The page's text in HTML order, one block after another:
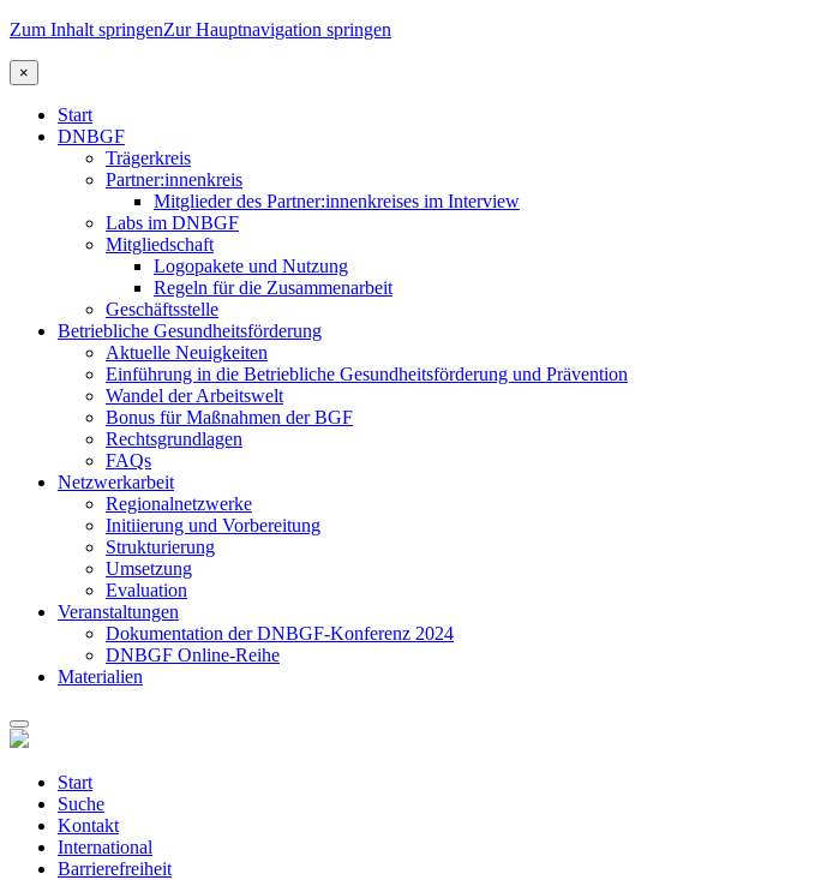
Zum Inhalt springenZur Hauptnavigation springen
×
Start
DNBGF
Trägerkreis
Partner:innenkreis
Mitglieder des Partner:innenkreises im Interview
Labs im DNBGF
Mitgliedschaft
Logopakete und Nutzung
Regeln für die Zusammenarbeit
Geschäftsstelle
Betriebliche Gesundheitsförderung
Aktuelle Neuigkeiten
Einführung in die Betriebliche Gesundheitsförderung und Prävention
Wandel der Arbeitswelt
Bonus für Maßnahmen der BGF
Rechtsgrundlagen
FAQs
Netzwerkarbeit
Regionalnetzwerke
Initiierung und Vorbereitung
Strukturierung
Umsetzung
Evaluation
Veranstaltungen
Dokumentation der DNBGF-Konferenz 2024
DNBGF Online-Reihe
Materialien
Start
Suche
Kontakt
International
Barrierefreiheit